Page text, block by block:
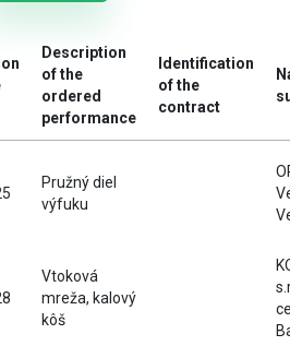
Description
of the
ordered
performance
Identification
of the
contract
Pružný diel
výfuku
Vtoková
mreža, kalový
kôš